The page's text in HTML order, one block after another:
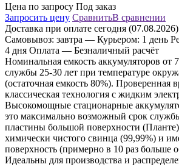
Цена по запросу Под заказ
Запросить цену СравнитьВ сравнении
Доставка при оплате сегодня
Самовывоз: завтра — Курьером: 1 день
4 дня Оплата — Безналичный расчёт
Номинальная емкость аккумуляторов от
службы 25-30 лет при температуре
(остаточная емкость 80%). Проверенная
классическая технология с жидким
Высокомощные стационарные
это максимально возможный срок
пластины большой поверхности
химически чистого свинца (99,99%) и
поверхность (примерно в 10 раз больше
Идеальны для производства и